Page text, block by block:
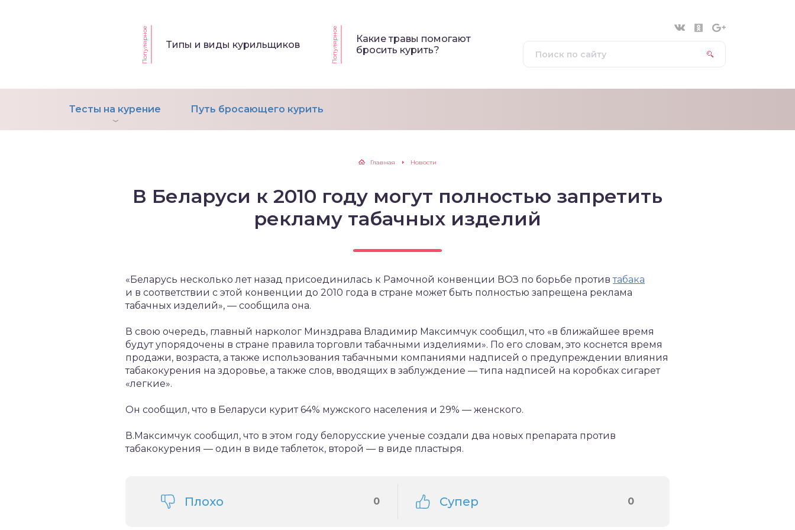
Популярное Типы и виды курильщиков Популярное
Какие травы помогают
бросить курить?
Тесты на курение Путь бросающего курить
Главная Новости
В Беларуси к 2010 году могут полностью запретить
рекламу табачных изделий
«Беларусь несколько лет назад присоединилась к Рамочной конвенции ВОЗ по борьбе противтабака
и в соответствии с этой конвенции до 2010 года в стране может быть полностью запрещена реклама
табачных изделий», — сообщила она.
В свою очередь, главный нарколог Минздрава Владимир Максимчук сообщил, что «в ближайшее время
будут упорядочены в стране правила торговли табачными изделиями». По его словам, это коснется время
продажи, возраста, а также использования табачными компаниями надписей о предупреждении влияния
табакокурения на здоровье, а также слов, вводящих в заблуждение — типа надписей на коробках сигарет
«легкие».
Он сообщил, что в Беларуси курит 64% мужского населения и 29% — женского.
В.Максимчук сообщил, что в этом году белорусские ученые создали два новых препарата против
табакокурения — один в виде таблеток, второй — в виде пластыря.
Плохо 0 Супер 0
поведения